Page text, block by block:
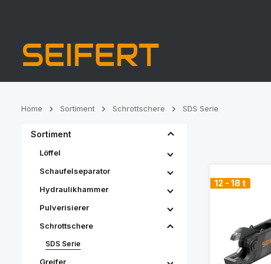
Home Sortiment Schrottschere SDS Serie
Sortiment
Löffel
Schaufelseparator
Hydraulikhammer
Pulverisierer
Schrottschere
SDS Serie
Greifer
12 - 18 t